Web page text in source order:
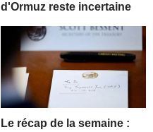
d'Ormuz reste incertaine
Le récap de la semaine :